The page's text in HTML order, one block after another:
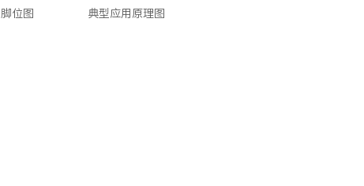
脚位图 典型应用原理图